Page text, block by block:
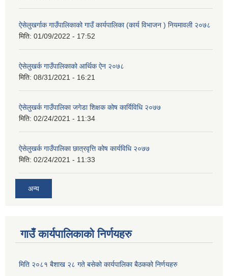
ऐसेलुखर्गाक गाउँपालिकाको गाउँ कार्यपालिका (कार्य विभाजन ) नियमावली २०७८
मिति: 01/09/2022 - 17:52
ऐसेलुखर्क गाउँपालिकाको आर्थिक ऐन २०७८
मिति: 08/31/2021 - 16:21
ऐसेलुखर्क गाउँपालिका जगेडा शिक्षक कोष कार्यिविधि २०७७
मिति: 02/24/2021 - 11:34
ऐसेलुखर्क गाउँपालिका छात्रवृत्ति कोष कार्यविधि २०७७
मिति: 02/24/2021 - 11:33
अन्य
गाउँ कार्यपालिकाको निर्णयहरु
मिति २०८१ बैशाख २८ गते बसेको कार्यपालिका बैठकको निर्णयहरु